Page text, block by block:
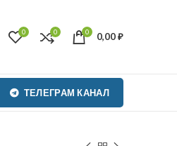
0 0 0 0,00₽
ТЕЛЕГРАМ КАНАЛ